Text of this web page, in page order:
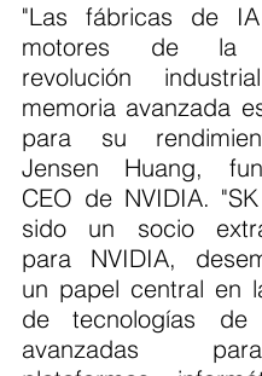
"Las fábricas de
motores de la
revolución
memoria avanzada
para su
Jensen Huang,
CEO de NVIDIA.
sido un socio
para NVIDIA,
un papel central en
de tecnologías de
avanzadas